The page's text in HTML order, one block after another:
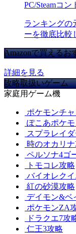
PC/Steamコ
ランキングの
ーを徹底比較
Amazonで買えるお
詳細を見る
攻略取扱いゲーム
家庭用ゲーム機
ポケモンチ
ぽこあポケ
スプラレイ
時のオカリ
ペルソナ4ゴ
トモコレ攻略
バイオレク
紅の砂漠攻略
デイモン&ベ
ポケモンZA
ドラクエ7攻
仁王3攻略